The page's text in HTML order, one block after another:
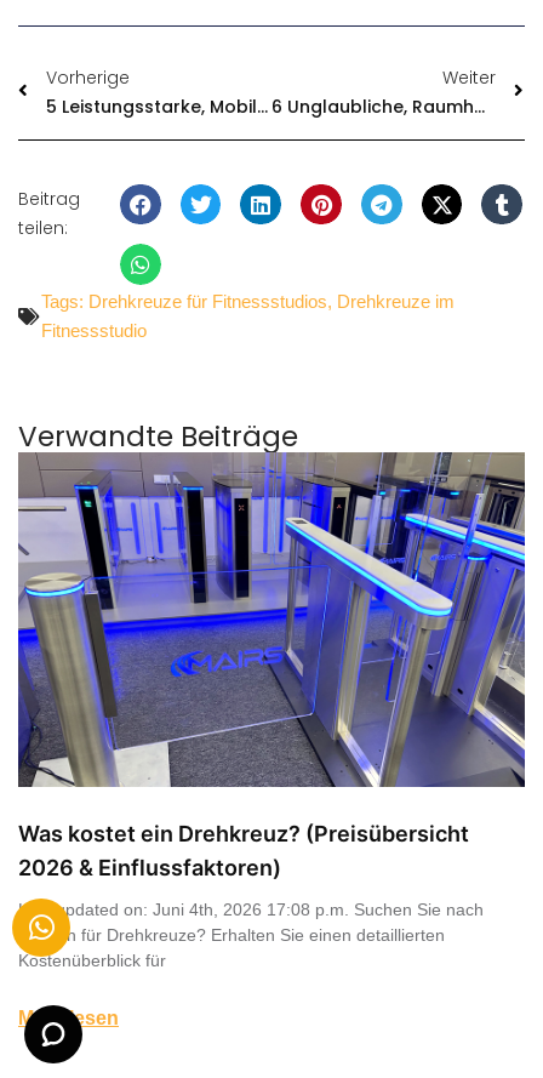
Vorherige
5 Leistungsstarke, Mobile Drehkreuze Für Effektive Besucherlenkung
Weiter
6 Unglaubliche, Raumhohe Drehkreuze Zur Sicherung Ihres Geländes Im Jahr 2025
Beitrag
teilen:
Tags: Drehkreuze für Fitnessstudios, Drehkreuze im
Fitnessstudio
Verwandte Beiträge
Was kostet ein Drehkreuz? (Preisübersicht
2026 & Einflussfaktoren)
Last updated on: Juni 4th, 2026 17:08 p.m. Suchen Sie nach
Preisen für Drehkreuze? Erhalten Sie einen detaillierten
Kostenüberblick für
Mehr lesen